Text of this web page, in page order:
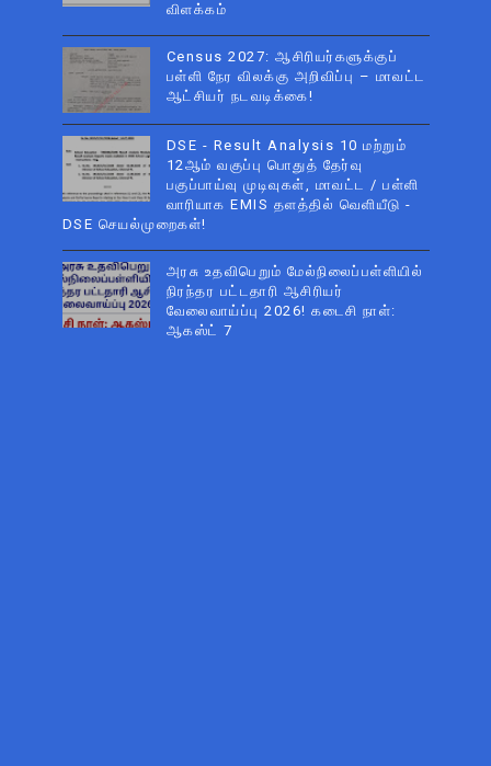
விளக்கம்
Census 2027: ஆசிரியர்களுக்குப்
பள்ளி நேர விலக்கு அறிவிப்பு – மாவட்ட
ஆட்சியர் நடவடிக்கை!
DSE - Result Analysis 10 மற்றும்
12ஆம் வகுப்பு பொதுத் தேர்வு
பகுப்பாய்வு முடிவுகள், மாவட்ட / பள்ளி
வாரியாக EMIS தளத்தில் வெளியீடு -
DSE செயல்முறைகள்!
அரசு உதவிபெறும் மேல்நிலைப்பள்ளியில்
நிரந்தர பட்டதாரி ஆசிரியர்
வேலைவாய்ப்பு 2026! கடைசி நாள்:
ஆகஸ்ட் 7